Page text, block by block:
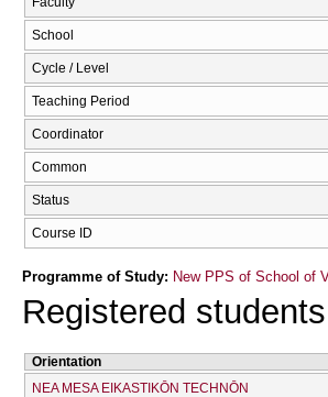
School
Cycle / Level
Teaching Period
Coordinator
Common
Status
Course ID
Programme of Study: New PPS of School of
Registered
Orientation
NEA MESA EIKASTIKŌN TECΗNŌN